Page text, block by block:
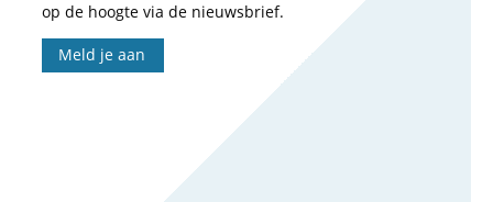
op de hoogte via de nieuwsbrief.
Meld je aan